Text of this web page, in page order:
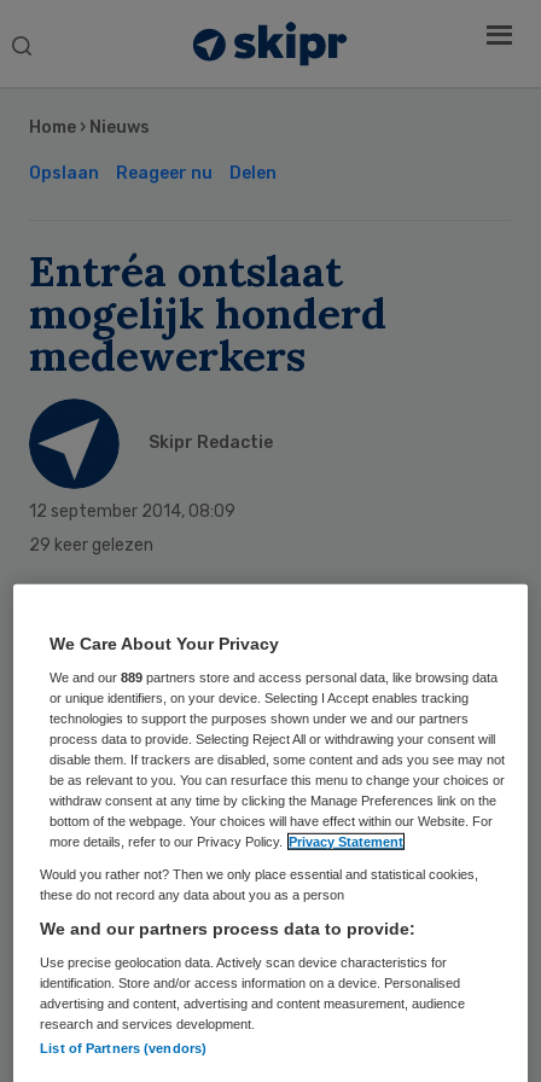
Search
Home › Nieuws
Opslaan Reageer nu Delen
Entréa ontslaat
mogelijk honderd
medewerkers
Skipr Redactie
12 september 2014, 08:09
29 keer gelezen
Nijmegen en Rivierenland, gaat mogelijk een
vijfde van haar medewerkers ontslaan.
Dat meldtDe Gelderlander op 12 september.
Mogelijk komen honderd medewerkers op
straat te staan. Het personeel is de
afgelopen maand geïnformeerd tijdens
bijeenkomsten. Het is nog niet duidelijk
waar de klappen gaan vallen.
Onzekerheden
Sidebar
We Care About Your Privacy
We and our889 partners store and access personal data, like browsing data
or unique identifiers, on your device. Selecting I Accept enables tracking
technologies to support the purposes shown under we and our partners
process data to provide. Selecting Reject All or withdrawing your consent will
disable them. If trackers are disabled, some content and ads you see may not
be as relevant to you. You can resurface this menu to change your choices or
withdraw consent at any time by clicking the Manage Preferences link on the
bottom of the webpage. Your choices will have effect within our Website. For
more details, refer to our Privacy Policy.
Privacy Statement
Would you rather not? Then we only place essential and statistical cookies,
these do not record any data about you as a person
We and our partners process data to provide:
Use precise geolocation data. Actively scan device characteristics for
identification. Store and/or access information on a device. Personalised
advertising and content, advertising and content measurement, audience
research and services development.
List of Partners (vendors)